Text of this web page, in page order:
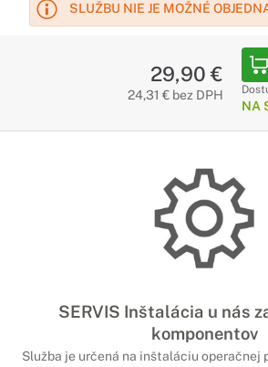
SLUŽBU NIE JE MOŽNÉ
29,90 €
24,31 € bez DPH
NA
SERVIS Inštalácia u nás
komponentov
Služba je určená na inštaláciu operačnej